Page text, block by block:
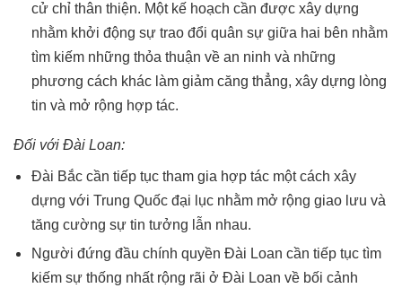
cử chỉ thân thiện. Một kế hoạch cần được xây dựng
nhằm khởi động sự trao đổi quân sự giữa hai bên nhằm
tìm kiếm những thỏa thuận về an ninh và những
phương cách khác làm giảm căng thẳng, xây dựng lòng
tin và mở rộng hợp tác.
Đối với Đài Loan:
Đài Bắc cần tiếp tục tham gia hợp tác một cách xây
dựng với Trung Quốc đại lục nhằm mở rộng giao lưu và
tăng cường sự tin tưởng lẫn nhau.
Người đứng đầu chính quyền Đài Loan cần tiếp tục tìm
kiếm sự thống nhất rộng rãi ở Đài Loan về bối cảnh